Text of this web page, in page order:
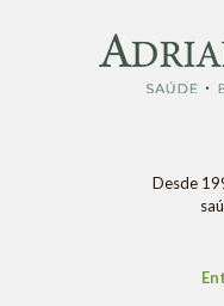
Desde